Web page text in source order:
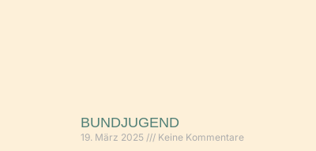
BUNDJUGEND
19. März 2025 Keine Kommentare